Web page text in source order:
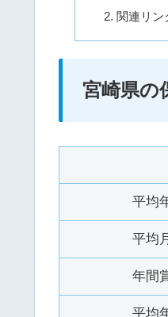
関連リン
宮崎県の
平均
平均
年間
平均